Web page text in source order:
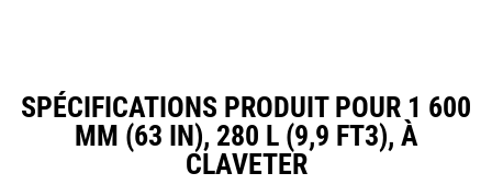
SPÉCIFICATIONS PRODUIT POUR 1 600
MM (63 IN), 280 L (9,9 FT3), À
CLAVETER